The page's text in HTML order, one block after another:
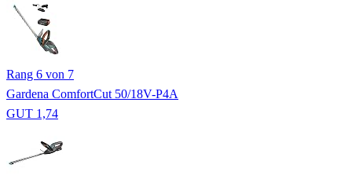
Rang 6 von 7
Gardena ComfortCut 50/18V-P4A
GUT 1,74